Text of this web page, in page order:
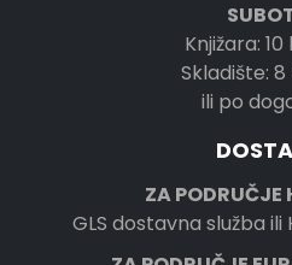
Knjižara: 10
Skladište: 8
ili po
ZA PODRUČJE
GLS dostavna služba